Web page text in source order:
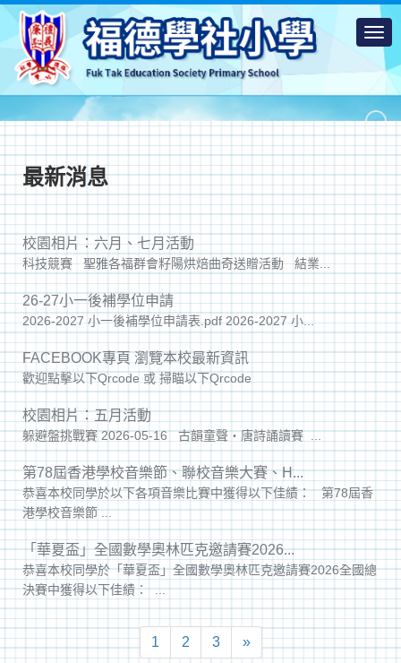
最新消息
校園相片：六月、七月活動
科技競賽 聖雅各福群會籽陽烘焙曲奇送贈活動 結業...
26-27小一後補學位申請
2026-2027 小一後補學位申請表.pdf 2026-2027 小...
FACEBOOK專頁 瀏覽本校最新資訊
歡迎點擊以下Qrcode 或 掃瞄以下Qrcode
校園相片：五月活動
躲避盤挑戰賽 2026-05-16 古韻童聲‧唐詩誦讀賽 ...
第78屆香港學校音樂節、聯校音樂大賽、H...
恭喜本校同學於以下各項音樂比賽中獲得以下佳績： 第78屆香
港學校音樂節 ...
「華夏盃」全國數學奧林匹克邀請賽2026...
恭喜本校同學於「華夏盃」全國數學奧林匹克邀請賽2026全國總
決賽中獲得以下佳績： ...
1 2 3 »